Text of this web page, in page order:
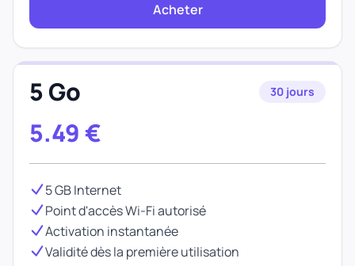
Acheter
5 Go 30 jours
5.49 €
5 GB Internet
Point d'accès Wi-Fi autorisé
Activation instantanée
Validité dès la première utilisation